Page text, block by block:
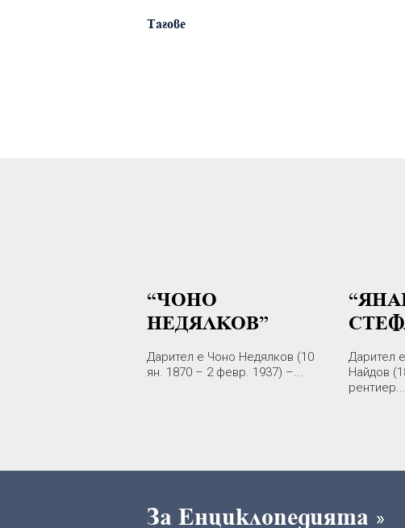
Тагове
“ЧОНО
НЕДЯЛКОВ”
Дарител е Чоно Недялков (10
ян. 1870 – 2 февр. 1937) –...
Дарител
Найдов
рентиер....
За Енциклопедията